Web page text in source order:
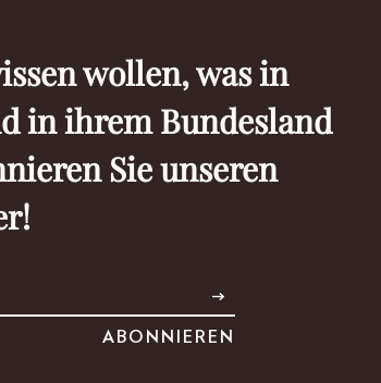
wollen, was in
in ihrem Bundesland
Sie unseren